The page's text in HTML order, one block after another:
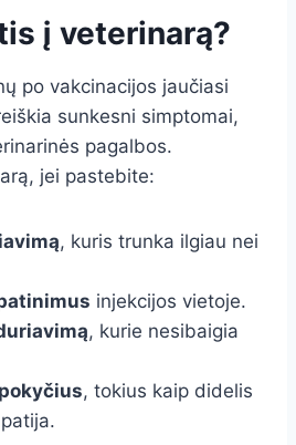
į veterinarą?
po vakcinacijos jaučiasi
sunkesni simptomai,
pagalbos.
jei pastebite:
, kuris trunka ilgiau nei
injekcijos vietoje.
, kurie nesibaigia
, tokius kaip didelis